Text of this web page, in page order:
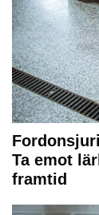
Ta emot
framtid